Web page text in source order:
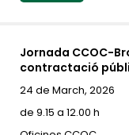
Jornada CCOC-
contractació
24 de March, 2026
de 9.15 a 12.00 h